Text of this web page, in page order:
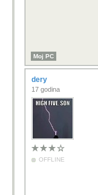
Moj PC
dery
17 godina
OFFLINE